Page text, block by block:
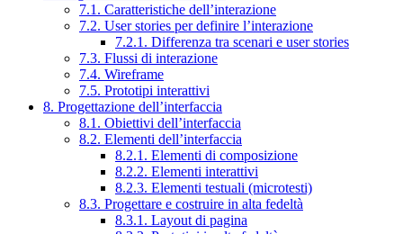
7.1. Caratteristiche dell’interazione
7.2. User stories per definire l’interazione
7.2.1. Differenza tra scenari e user stories
7.3. Flussi di interazione
7.4. Wireframe
7.5. Prototipi interattivi
8. Progettazione dell’interfaccia
8.1. Obiettivi dell’interfaccia
8.2. Elementi dell’interfaccia
8.2.1. Elementi di composizione
8.2.2. Elementi interattivi
8.2.3. Elementi testuali (microtesti)
8.3. Progettare e costruire in alta fedeltà
8.3.1. Layout di pagina